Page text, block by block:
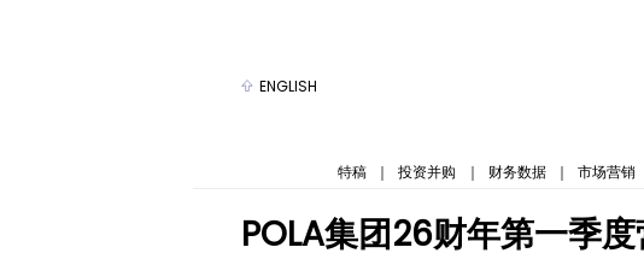
ENGLISH
特稿 ｜ 投资并购 ｜ 财务数据 ｜ 市场营销
POLA集团26财年第一季度